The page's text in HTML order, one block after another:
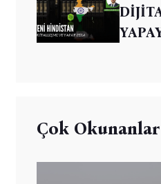
Çok Okunanlar